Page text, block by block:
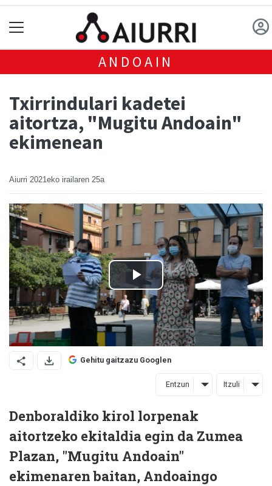
ANDOAIN
Txirrindulari kadetei
aitortza, "Mugitu Andoain"
ekimenean
Aiurri 2021eko irailaren 25a
Gehitu gaitzazu Googlen
Entzun Itzuli
Denboraldiko kirol lorpenak
aitortzeko ekitaldia egin da Zumea
Plazan, "Mugitu Andoain"
ekimenaren baitan, Andoaingo